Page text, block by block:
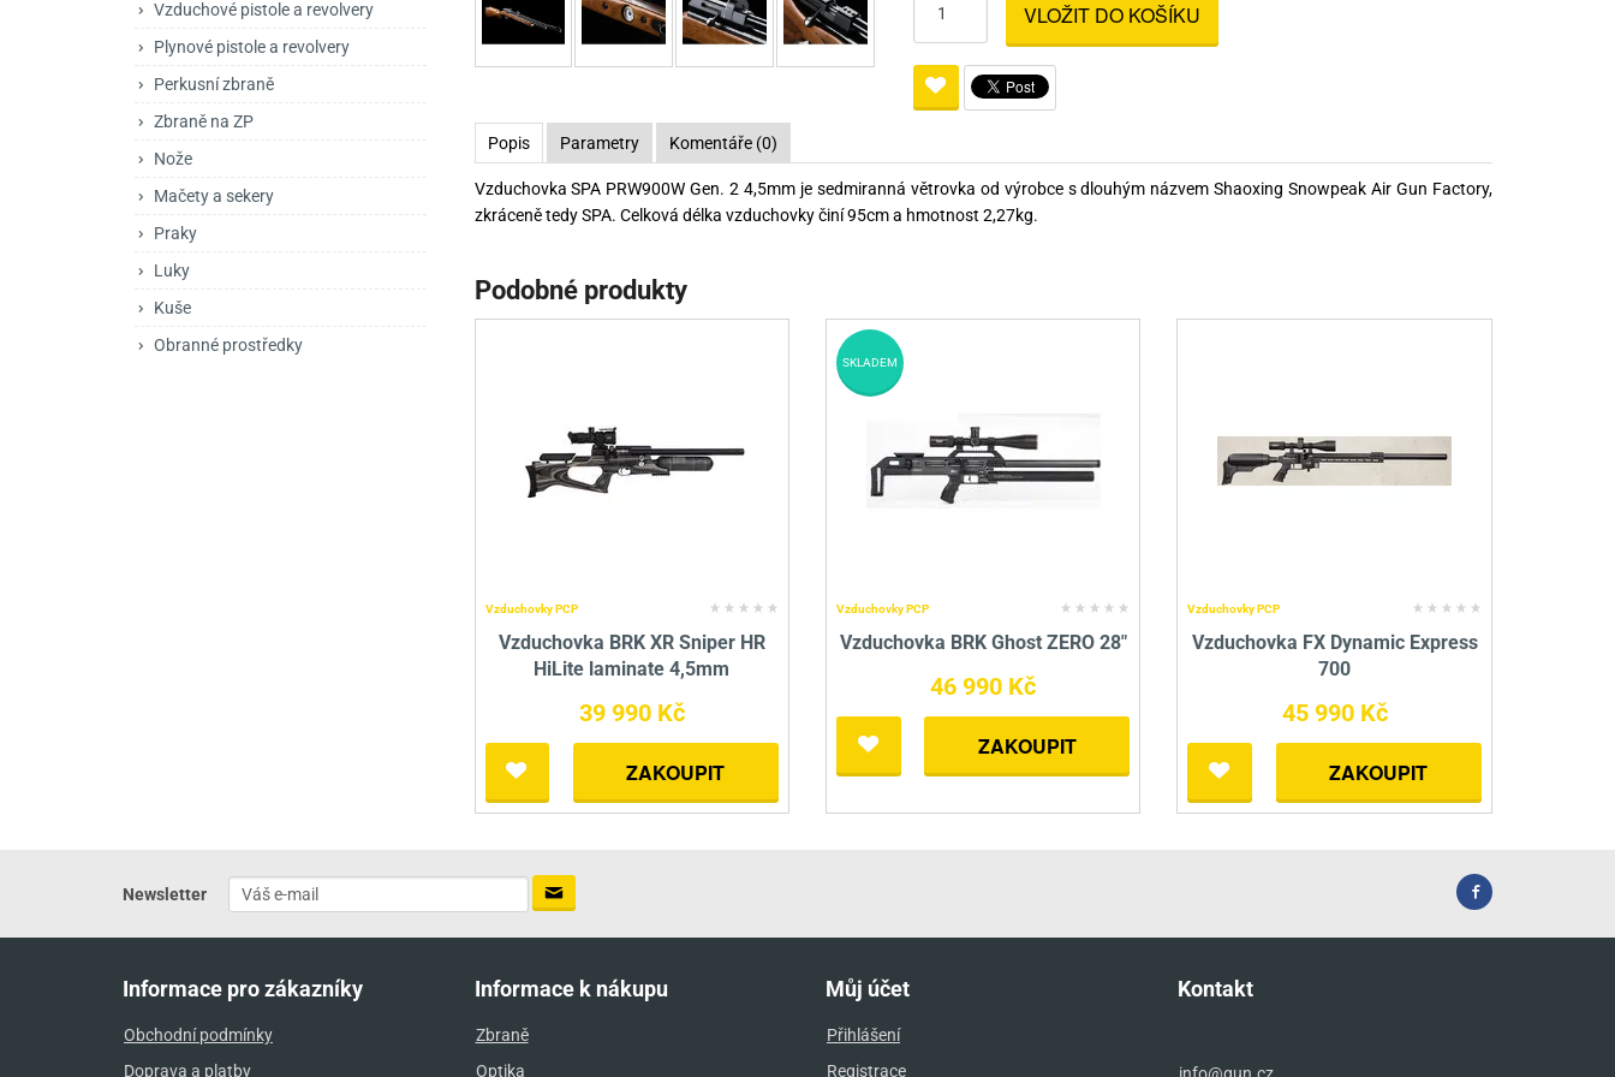
Příslušenství pro zbraně na ZP
Brokovnice samonabíjecí
Pistole samonabíjecí
Zavírací nože
Kuchyňské nože
Mačety a sekery
Luky
Obranné prostředky Obranné spreje
Pro lištu weaver a picatinny
Adaptéry
Náboje na ZP Pistolové a revolverové náboje
Puškové náboje
Malorážkové náboje
Ochranné prostředky
Rowan Engineering
Bipody, stolice a vaky
Pro perkusní zbraně
Ostatní Svítilny
Vzduchové pistole a revolvery
Plynové pistole a revolvery
Perkusní zbraně
Zbraně na ZP
Nože
Mačety a sekery
Praky
Luky
Kuše
Obranné prostředky
VLOŽIT DO KOŠÍKU
Popis Parametry Komentáře (0)
Vzduchovka SPA PRW900W Gen. 2 4,5mm je sedmiranná větrovka od výrobce s dlouhým názvem Shaoxing Snowpeak Air Gun Factory,
zkráceně tedy SPA. Celková délka vzduchovky činí 95cm a hmotnost 2,27kg.
Podobné produkty
Vzduchovky PCP
Vzduchovka BRK XR Sniper HR
HiLite laminate 4,5mm
39 990 Kč
ZAKOUPIT
Vzduchovky PCP
Vzduchovka BRK Ghost ZERO 28"
46 990 Kč
ZAKOUPIT
SKLADEM
Vzduchovky PCP
Vzduchovka FX Dynamic Express
700
45 990 Kč
ZAKOUPIT
Newsletter
Informace pro zákazníky
Obchodní podmínky
Doprava a platby
Informace k nákupu
Zbraně
Optika
Můj účet
Přihlášení
Registrace
Kontakt
info@gun.cz